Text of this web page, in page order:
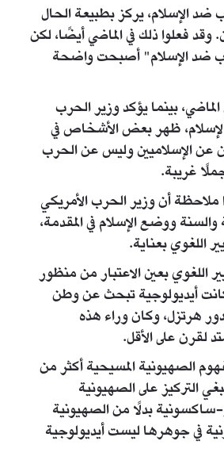
الإسلام، يركز بطبيعة الحال
وقد فعلوا ذلك في الماضي أيضًا، لكن
ضد الإسلام" أصبحت واضحة
بينما يؤكد وزير الحرب
ظهر بعض الأشخاص في
عن الإسلاميين وليس عن الحرب
غريبة.
أن وزير الحرب الأمريكي
ووضع الإسلام في المقدمة،
اللغوي بعناية.
اللغوي بعين الاعتبار من منظور
أيديولوجية تبحث عن وطن
هرتزل، وكان وراء هذه
لقرن على الأقل.
الصهيونية المسيحية أكثر من
التركيز على الصهيونية
ساكسونية بدلًا من الصهيونية
في جوهرها ليست أيديولوجية